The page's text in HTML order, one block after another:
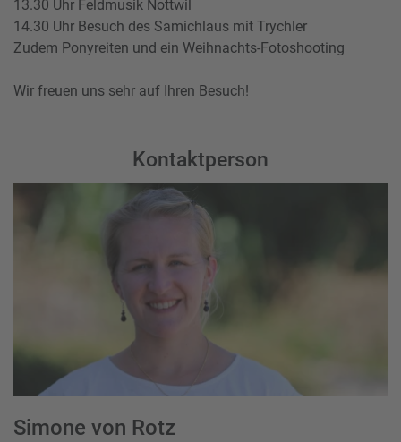
13.30 Uhr Feldmusik Nottwil
14.30 Uhr Besuch des Samichlaus mit Trychler
Zudem Ponyreiten und ein Weihnachts-Fotoshooting
Wir freuen uns sehr auf Ihren Besuch!
Kontaktperson
Simone von Rotz